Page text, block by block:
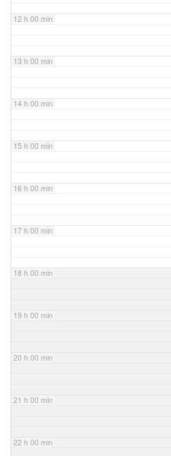
12 h 00 min
13 h 00 min
14 h 00 min
15 h 00 min
16 h 00 min
17 h 00 min
18 h 00 min
19 h 00 min
20 h 00 min
21 h 00 min
22 h 00 min